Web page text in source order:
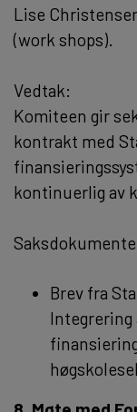
Lise
(work shops).
Vedtak:
Komiteen gir
kontrakt med
kontinuerlig av
Brev fra